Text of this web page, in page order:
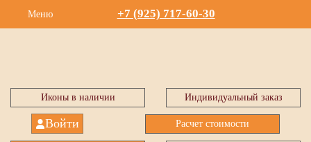
Меню +7 (925) 717-60-30
Иконы в наличии Индивидуальный заказ
Войти Расчет стоимости